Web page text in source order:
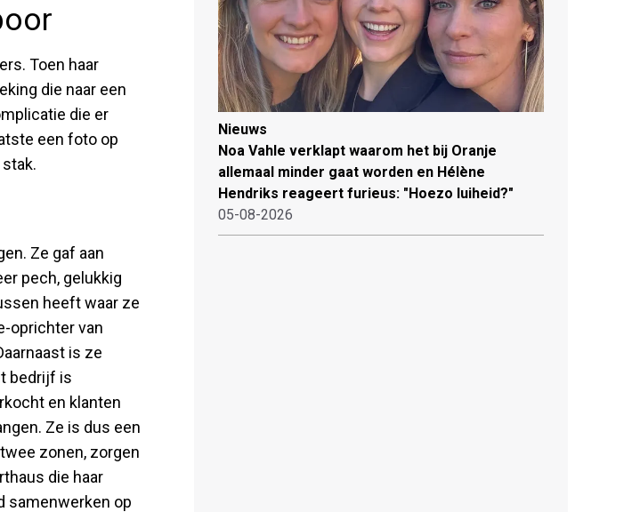
Toen haar
die naar een
die er
een foto op
Ze gaf aan
pech, gelukkig
heeft waar ze
oprichter van
is ze
bedrijf is
en klanten
Ze is dus een
zonen, zorgen
die haar
samenwerken op
Nieuws
Noa Vahle verklapt waarom het bij Oranje
allemaal minder gaat worden en Hélène
Hendriks reageert furieus: "Hoezo luiheid?"
05-08-2026